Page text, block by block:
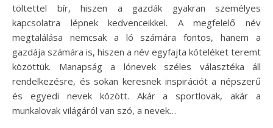
töltettel bír, hiszen a gazdák gyakran személyes
kapcsolatra lépnek kedvenceikkel. A megfelelő név
megtalálása nemcsak a ló számára fontos, hanem a
gazdája számára is, hiszen a név egyfajta köteléket teremt
közöttük. Manapság a lónevek széles választéka áll
rendelkezésre, és sokan keresnek inspirációt a népszerű
és egyedi nevek között. Akár a sportlovak, akár a
munkalovak világáról van szó, a nevek…